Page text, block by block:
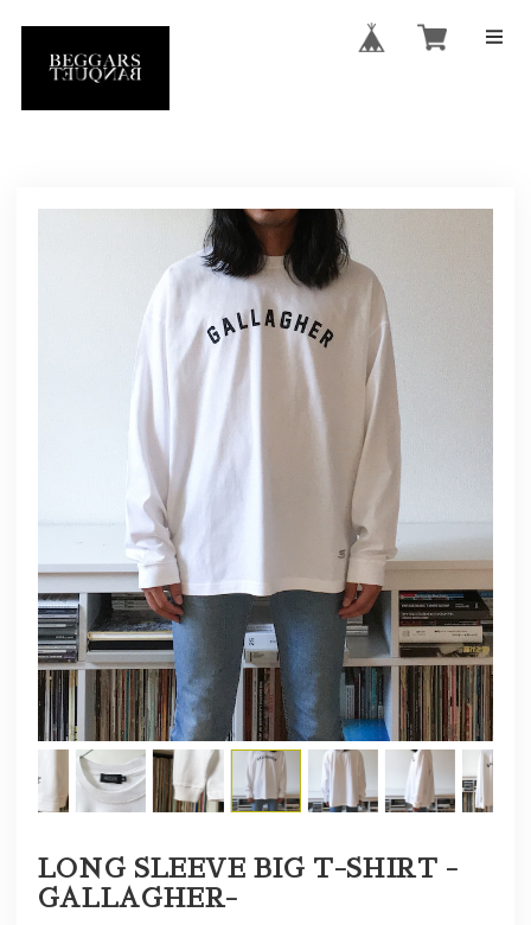
LONG SLEEVE BIG T-SHIRT -
GALLAGHER-